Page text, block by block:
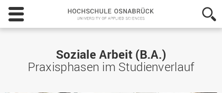
Hochschule
Osnabrück
-
Sciences
Soziale Arbeit (B.A.)
Praxisphasen im Studienverlauf